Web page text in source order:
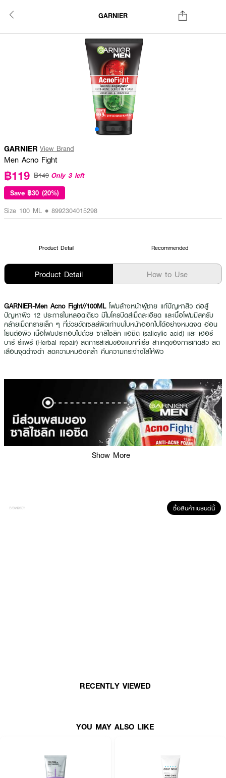
GARNIER
GARNIER View Brand
Men Acno Fight
฿119 ฿149 Only 3 left
Save ฿30 (20%)
Size 100 ML • 8992304015298
Product Detail Recommended
Product Detail How to Use
GARNIER-Men Acno Fight//100ML โฟมล้างหน้าผู้ชาย แก้ปัญหาสิว ต่อสู้
ปัญหาผิว 12 ประการในหลอดเดียว มีไมโครบีดส์เม็ดละเอียด และเนื้อโฟมมีสครับ
คล้ายเม็ดทรายเล็ก ๆ ที่ช่วยขัดเซลล์ผิวเก่าบนใบหน้าออกไปได้อย่างหมดจด อ่อน
โยนต่อผิว เนื้อโฟมประกอบไปด้วย ซาลิไซลิค แอซิด (salicylic acid) และ เฮอร์
บาร์ รีแพร์ (Herbal repair) ลดการสะสมของแบคทีเรีย สาเหตุของการเกิดสิว ลด
เลือนจุดด่างดำ ลดความหมองคล้ำ คืนความกระจ่างใสให้ผิว
ทำความสะอาดด้วยน้ำเปล่า แล้วเช็ดให้แห้ง พร้อมสำหรับการบำรุงผิวในขั้นตอนต่อ
Show More
ซื้อสินค้าแบรนด์นี้
RECENTLY VIEWED
YOU MAY ALSO LIKE